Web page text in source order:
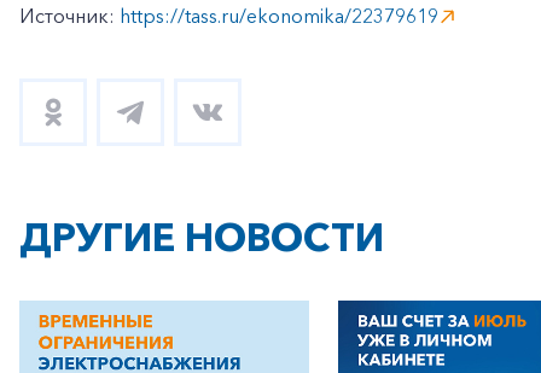
Заказать обратный звонок
Частным клиентам
Источник: https://tass.ru/ekonomika/22379619
ДРУГИЕ НОВОСТИ